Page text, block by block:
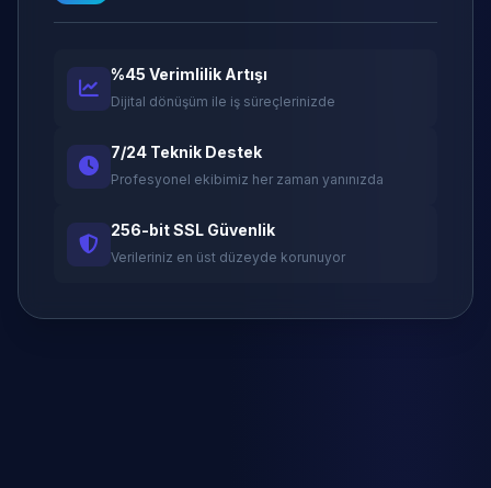
%45 Verimlilik Artışı
Dijital dönüşüm ile iş süreçlerinizde
7/24 Teknik Destek
Profesyonel ekibimiz her zaman yanınızda
256-bit SSL Güvenlik
Verileriniz en üst düzeyde korunuyor